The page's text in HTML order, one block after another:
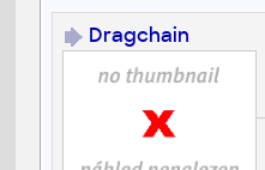
Dragchain